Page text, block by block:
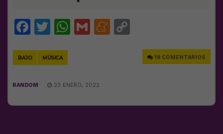
Facebook
Twitter
WhatsApp
GmailMeneame
BAJO MÚSICA 19 COMENTARIOS
RANDOM 23 ENERO, 2022